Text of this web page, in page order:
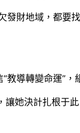
財地域，都要
教導轉變命運”
她決計扎根于